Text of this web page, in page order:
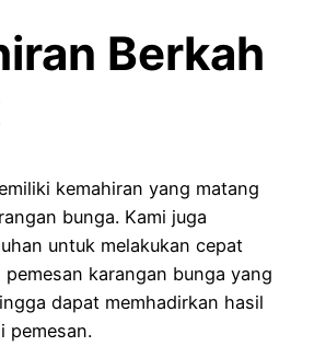
Berkah
kemahiran yang matang
bunga. Kami juga
untuk melakukan cepat
karangan bunga yang
dapat memhadirkan hasil
pemesan.